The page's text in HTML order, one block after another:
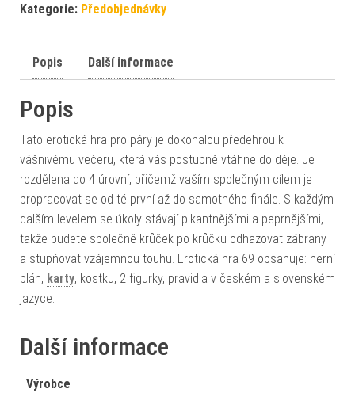
Kategorie: Předobjednávky
Popis Další informace
Popis
Tato erotická hra pro páry je dokonalou předehrou k
vášnivému večeru, která vás postupně vtáhne do děje. Je
rozdělena do 4 úrovní, přičemž vaším společným cílem je
propracovat se od té první až do samotného finále. S každým
dalším levelem se úkoly stávají pikantnějšími a peprnějšími,
takže budete společně krůček po krůčku odhazovat zábrany
a stupňovat vzájemnou touhu. Erotická hra 69 obsahuje: herní
plán, karty, kostku, 2 figurky, pravidla v českém a slovenském
jazyce.
Další informace
Výrobce